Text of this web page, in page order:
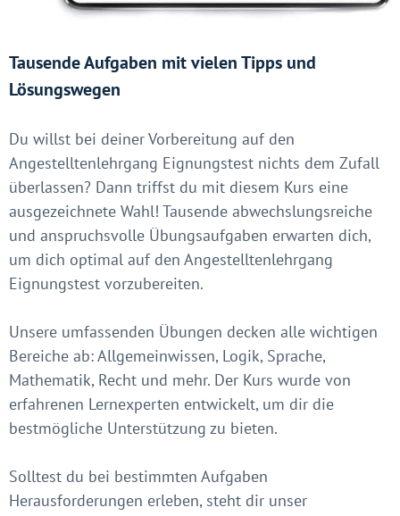
Tausende Aufgaben mit vielen Tipps und
Lösungswegen
Du willst bei deiner Vorbereitung auf den
Angestelltenlehrgang Eignungstest nichts dem Zufall
überlassen? Dann triffst du mit diesem Kurs eine
ausgezeichnete Wahl! Tausende abwechslungsreiche
und anspruchsvolle Übungsaufgaben erwarten dich,
um dich optimal auf den Angestelltenlehrgang
Eignungstest vorzubereiten.
Unsere umfassenden Übungen decken alle wichtigen
Bereiche ab: Allgemeinwissen, Logik, Sprache,
Mathematik, Recht und mehr. Der Kurs wurde von
erfahrenen Lernexperten entwickelt, um dir die
bestmögliche Unterstützung zu bieten.
Solltest du bei bestimmten Aufgaben
Herausforderungen erleben, steht dir unser